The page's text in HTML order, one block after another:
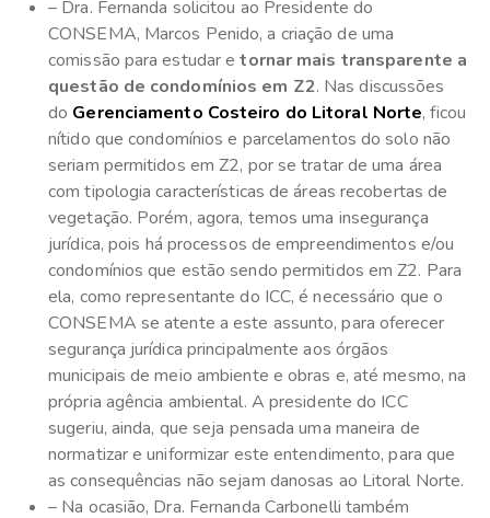
– Dra. Fernanda solicitou ao Presidente do
CONSEMA, Marcos Penido, a criação de uma
comissão para estudar e tornar mais transparente a
questão de condomínios em Z2. Nas discussões
do Gerenciamento Costeiro do Litoral Norte, ficou
nítido que condomínios e parcelamentos do solo não
seriam permitidos em Z2, por se tratar de uma área
com tipologia características de áreas recobertas de
vegetação. Porém, agora, temos uma insegurança
jurídica, pois há processos de empreendimentos e/ou
condomínios que estão sendo permitidos em Z2. Para
ela, como representante do ICC, é necessário que o
CONSEMA se atente a este assunto, para oferecer
segurança jurídica principalmente aos órgãos
municipais de meio ambiente e obras e, até mesmo, na
própria agência ambiental. A presidente do ICC
sugeriu, ainda, que seja pensada uma maneira de
normatizar e uniformizar este entendimento, para que
as consequências não sejam danosas ao Litoral Norte.
– Na ocasião, Dra. Fernanda Carbonelli também